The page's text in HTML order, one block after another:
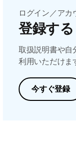
ログイン／アカ
登録する
取扱説明書や自
利用いただけま
今すぐ登録